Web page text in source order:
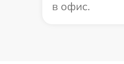
в офис.